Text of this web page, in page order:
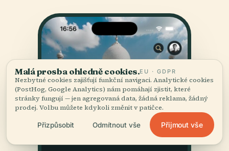
Malá prosba ohledně cookies.EU · GDPR
Nezbytné cookies zajišťují funkční navigaci. Analytické cookies
(PostHog, Google Analytics) nám pomáhají zjistit, které
stránky fungují — jen agregovaná data, žádná reklama, žádný
prodej. Volbu můžete kdykoli změnit v patičce.
Přizpůsobit Odmítnout vše Přijmout vše